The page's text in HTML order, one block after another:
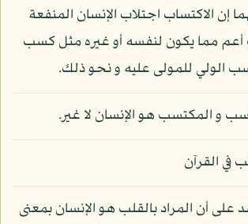
إن الاكتساب اجتلاب الإنسان المنفعة
مما يكون لنفسه أو غيره مثل كسب
الولي للمولى عليه و نحو ذلك.
و المكتسب هو الإنسان لا غير.
في القرآن
على أن المراد بالقلب هو الإنسان بمعنى